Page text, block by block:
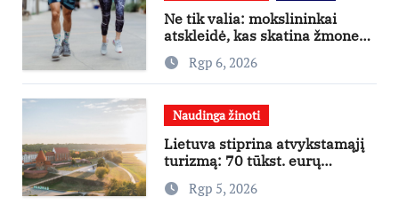
Ne tik valia: mokslininkai
atskleidė, kas skatina žmones
daugiau judėti
Rgp 6, 2026
Naudinga žinoti
Lietuva stiprina atvykstamąjį
turizmą: 70 tūkst. eurų
investicijų užsienio turistams
pritraukti
Rgp 5, 2026